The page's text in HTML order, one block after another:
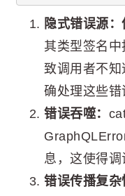
隐式错误源：
其类型签名
致调用者不
确处理这些错
错误吞噬：
息，这使得调
错误传播复杂